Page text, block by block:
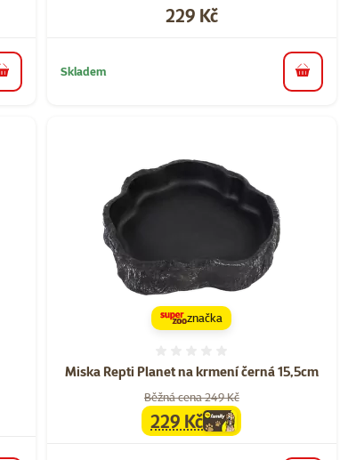
do košíku
Cena
229 Kč
Skladem do
hodnocení: 3
Miska Repti Planet na krmení černá 15,5cm
Běžná cena 249 Kč
familycena
229 Kč
značka